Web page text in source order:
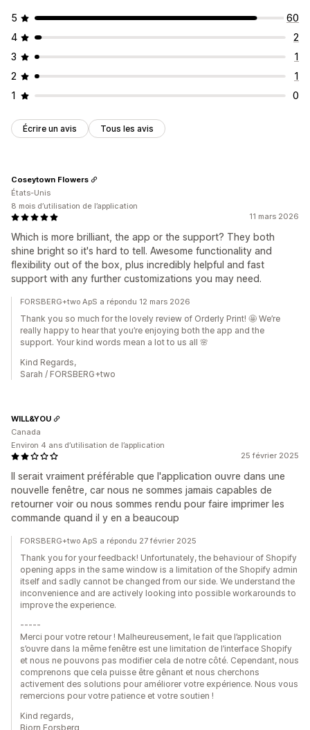
5
60
4
2
3
1
2
1
1
0
Écrire un avis Tous les avis
11 mars 2026
Which is more brilliant, the app or the support? They both
shine bright so it's hard to tell. Awesome functionality and
flexibility out of the box, plus incredibly helpful and fast
support with any further customizations you may need.
Coseytown Flowers
États-Unis
8 mois d’utilisation de l’application
FORSBERG+two ApS a répondu 12 mars 2026
Thank you so much for the lovely review of Orderly Print! 🤩 We’re
really happy to hear that you’re enjoying both the app and the
support. Your kind words mean a lot to us all 🌸
Kind Regards,
Sarah / FORSBERG+two
25 février 2025
Il serait vraiment préférable que l'application ouvre dans une
nouvelle fenêtre, car nous ne sommes jamais capables de
retourner voir ou nous sommes rendu pour faire imprimer les
commande quand il y en a beaucoup
WILL&YOU
Canada
Environ 4 ans d’utilisation de l’application
FORSBERG+two ApS a répondu 27 février 2025
Thank you for your feedback! Unfortunately, the behaviour of Shopify
opening apps in the same window is a limitation of the Shopify admin
itself and sadly cannot be changed from our side. We understand the
inconvenience and are actively looking into possible workarounds to
improve the experience.
-----
Merci pour votre retour ! Malheureusement, le fait que l’application
s’ouvre dans la même fenêtre est une limitation de l’interface Shopify
et nous ne pouvons pas modifier cela de notre côté. Cependant, nous
comprenons que cela puisse être gênant et nous cherchons
activement des solutions pour améliorer votre expérience. Nous vous
remercions pour votre patience et votre soutien !
Kind regards,
Bjorn Forsberg